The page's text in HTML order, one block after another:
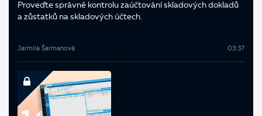
Proveďte správně kontrolu zaúčtování skladových dokladů
a zůstatků na skladových účtech.
Jarmila Šarmanová 03:37